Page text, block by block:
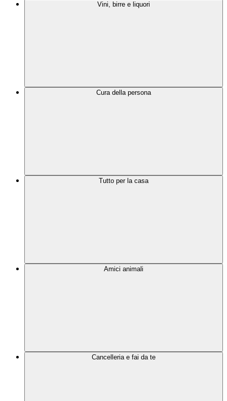
Vini, birre e liquori
Cura della persona
Tutto per la casa
Amici animali
Cancelleria e fai da te